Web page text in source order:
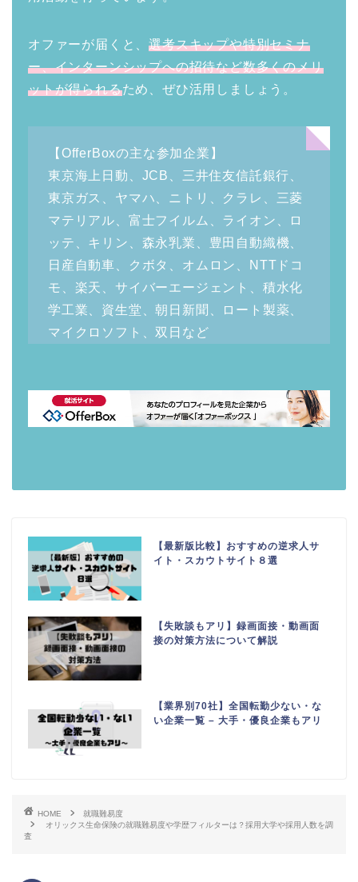
オファーが届くと、選考スキップや特別セミナ
ー、インターンシップへの招待など数多くのメリ
ットが得られるため、ぜひ活用しましょう。
【OfferBoxの主な参加企業】
東京海上日動、JCB、三井住友信託銀行、
東京ガス、ヤマハ、ニトリ、クラレ、三菱
マテリアル、富士フイルム、ライオン、ロ
ッテ、キリン、森永乳業、豊田自動織機、
日産自動車、クボタ、オムロン、NTTドコ
モ、楽天、サイバーエージェント、積水化
学工業、資生堂、朝日新聞、ロート製薬、
マイクロソフト、双日など
【最新版比較】おすすめの逆求人サ
イト・スカウトサイト８選
【失敗談もアリ】録画面接・動画面
接の対策方法について解説
【業界別70社】全国転勤少ない・な
い企業一覧 – 大手・優良企業もアリ
HOME
就職難易度
オリックス生命保険の就職難易度や学歴フィルターは？採用大学や採用人数を調
査